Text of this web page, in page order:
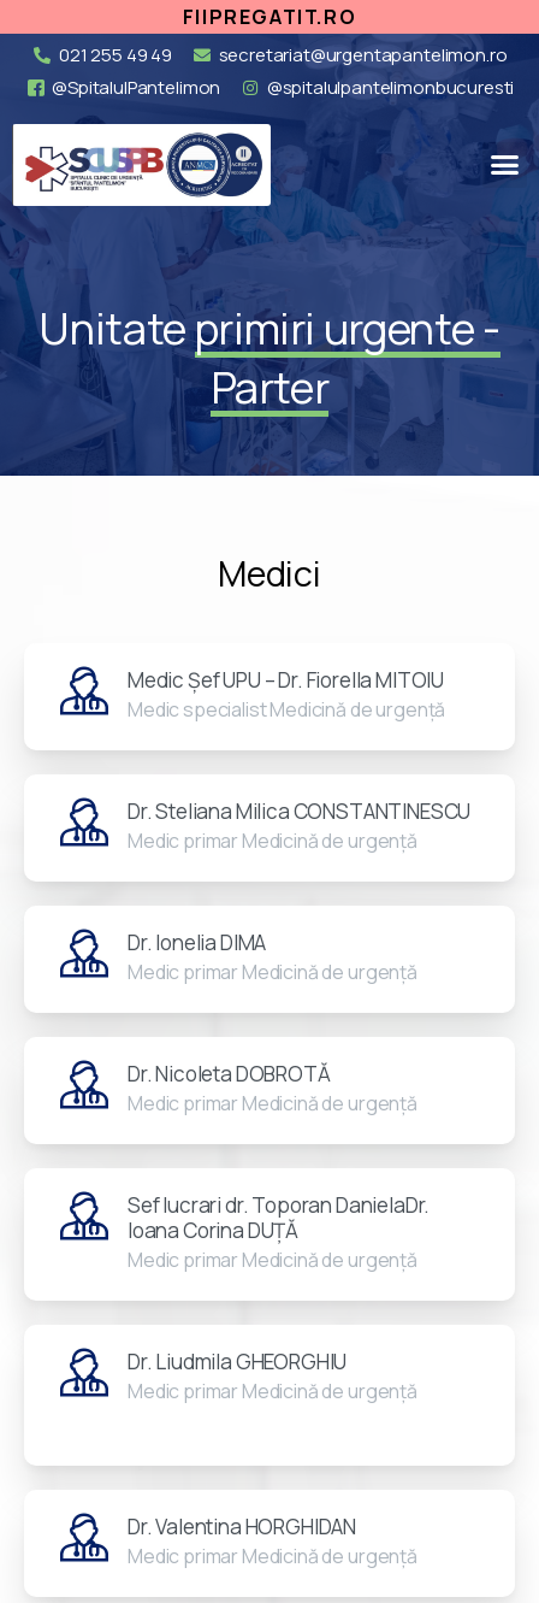
FIIPREGATIT.RO
021 255 49 49
secretariat@urgentapantelimon.ro
@SpitalulPantelimon
@spitalulpantelimonbucuresti
Unitateprimiri urgente -
Parter
Medici
Medic Șef UPU – Dr. Fiorella MITOIU
Medic specialist Medicină de urgență
Dr. Steliana Milica CONSTANTINESCU
Medic primar Medicină de urgență
Dr. Ionelia DIMA
Medic primar Medicină de urgență
Dr. Nicoleta DOBROTĂ
Medic primar Medicină de urgență
Sef lucrari dr. Toporan DanielaDr.
Ioana Corina DUȚĂ
Medic primar Medicină de urgență
Dr. Liudmila GHEORGHIU
Medic primar Medicină de urgență
Dr. Valentina HORGHIDAN
Medic primar Medicină de urgență